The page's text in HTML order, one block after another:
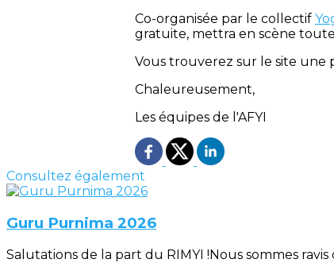
Co-organisée par le collectif
gratuite, mettra en scène
Vous trouverez sur le site une
Chaleureusement,
Les équipes de l'AFYI
Consultez également
Guru Purnima 2026
Salutations de la part du RIMYI !Nous sommes